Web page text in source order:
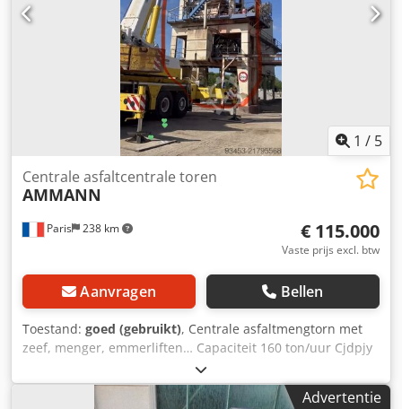
1 / 5
Paris 238 km
Centrale asfaltcentrale toren
AMMANN
€ 115.000
Vaste prijs excl. btw
Aanvragen Bellen
Toestand: goed (gebruikt), Centrale asfaltmengtorn met
zeef, menger, emmerliften… Capaciteit 160 ton/uur Cjdpjy
Advertentie